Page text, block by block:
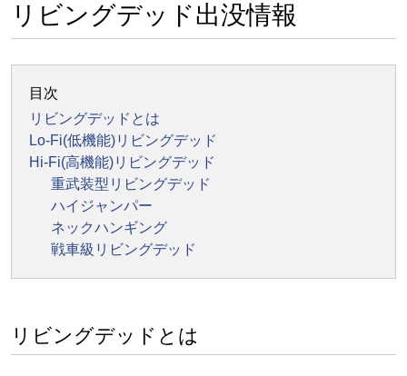
リビングデッド出没情報
目次
リビングデッドとは
Lo-Fi(低機能)リビングデッド
Hi-Fi(高機能)リビングデッド
重武装型リビングデッド
ハイジャンパー
ネックハンギング
戦車級リビングデッド
リビングデッドとは